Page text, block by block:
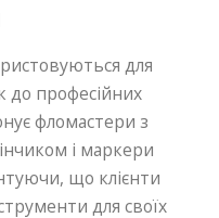
для
до професійних
фломастери з
і маркери
що клієнти
для своїх